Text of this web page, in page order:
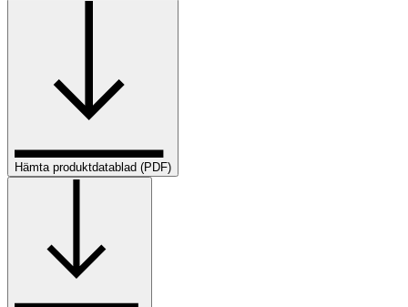
Hämta produktdatablad (PDF)